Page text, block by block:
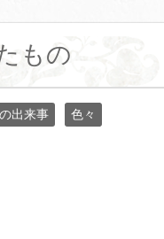
もの
出来事 色々